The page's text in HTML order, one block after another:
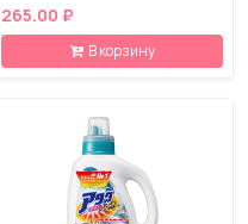
265.00 ₽
В корзину